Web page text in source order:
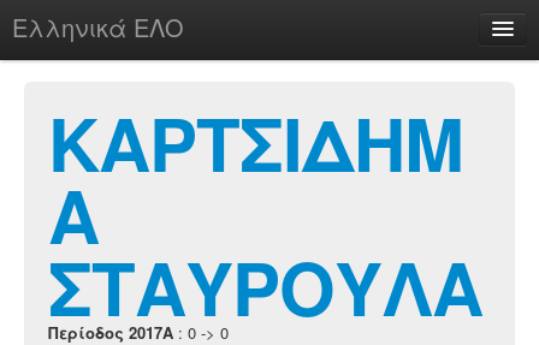
Ελληνικά ΕΛΟ
chesstu.be @ discord
Login
ΚΑΡΤΣΙΔΗΜ
Α
ΣΤΑΥΡΟΥΛΑ
Περίοδος 2017A : 0 -> 0